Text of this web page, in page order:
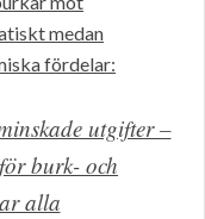
medan
fördelar:
utgifter –
burk- och
alla